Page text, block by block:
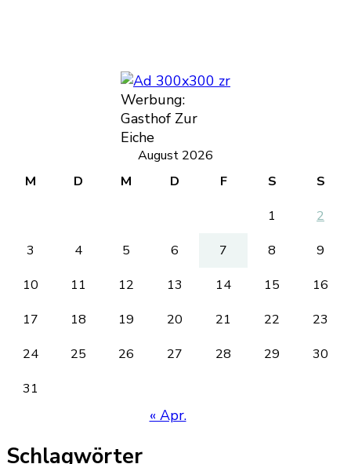
Werbung:
Gasthof Zur
Eiche
August 2026
M
D M D F S
S
1
2
3
4 5 6 7 8
9
10
11 12 13 14 15
16
17
18 19 20 21 22
23
24
25 26 27 28 29
30
31
« Apr.
Schlagwörter